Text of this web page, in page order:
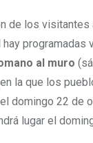
de los
hay
al muro
la que los
domingo 22 de
lugar el